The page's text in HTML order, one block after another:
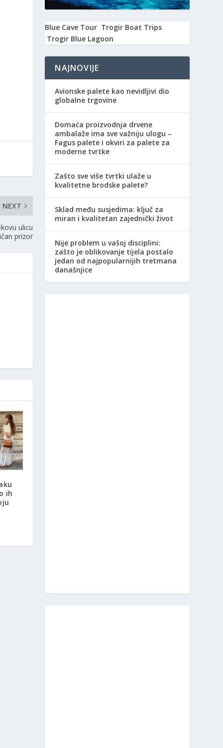
NEXT
ulicu
prizor
ih
Blue Cave Tour Trogir Boat Trips
Trogir Blue Lagoon
NAJNOVIJE
Avionske palete kao nevidljivi dio
globalne trgovine
Domaća proizvodnja drvene
ambalaže ima sve važniju ulogu –
Fagus palete i okviri za palete za
moderne tvrtke
Zašto sve više tvrtki ulaže u
kvalitetne brodske palete?
Sklad među susjedima: ključ za
miran i kvalitetan zajednički život
Nije problem u vašoj disciplini:
zašto je oblikovanje tijela postalo
jedan od najpopularnijih tretmana
današnjice